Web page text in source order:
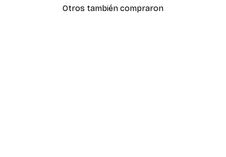
Otros también compraron